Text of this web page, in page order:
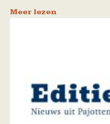
Meer lezen